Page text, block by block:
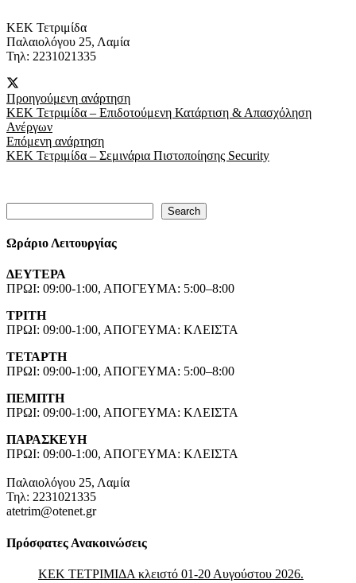
ΚΕΚ Τετριμίδα
Παλαιολόγου 25, Λαμία
Τηλ: 2231021335
Προηγούμενη ανάρτηση
ΚΕΚ Τετριμίδα – Επιδοτούμενη Κατάρτιση & Απασχόληση
Ανέργων
Επόμενη ανάρτηση
ΚΕΚ Τετριμίδα – Σεμινάρια Πιστοποίησης Security
Search
Ωράριο Λειτουργίας
ΔΕΥΤΕΡΑ
ΠΡΩΙ: 09:00-1:00, ΑΠΟΓΕΥΜΑ: 5:00–8:00
ΤΡΙΤΗ
ΠΡΩΙ: 09:00-1:00, ΑΠΟΓΕΥΜΑ: ΚΛΕΙΣΤΑ
ΤΕΤΑΡΤΗ
ΠΡΩΙ: 09:00-1:00, ΑΠΟΓΕΥΜΑ: 5:00–8:00
ΠΕΜΠΤΗ
ΠΡΩΙ: 09:00-1:00, ΑΠΟΓΕΥΜΑ: ΚΛΕΙΣΤΑ
ΠΑΡΑΣΚΕΥΗ
ΠΡΩΙ: 09:00-1:00, ΑΠΟΓΕΥΜΑ: ΚΛΕΙΣΤΑ
Παλαιολόγου 25, Λαμία
Τηλ: 2231021335
atetrim@otenet.gr
Πρόσφατες Ανακοινώσεις
ΚΕΚ ΤΕΤΡΙΜΙΔΑ κλειστό 01-20 Αυγούστου 2026.